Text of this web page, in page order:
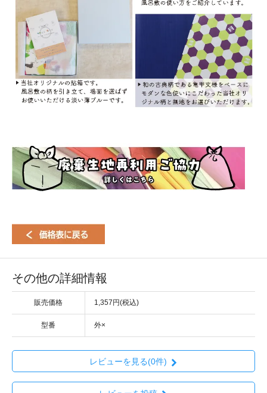
その他の詳細情報
販売価格 1,357円(税込)
型番 外×
レビューを見る(0件)